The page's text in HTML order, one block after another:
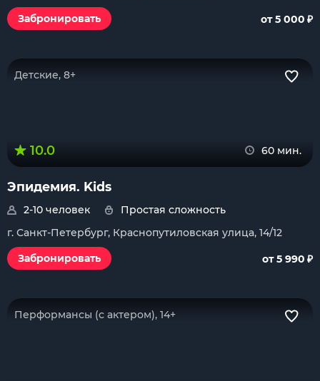
Забронировать
от 5 000 ₽
Детские, 8+
10.0 60 мин.
Эпидемия. Kids
2-10 человек
Простая сложность
г. Санкт-Петербург, Краснопутиловская улица, 14/12
Забронировать
от 5 990 ₽
Перформансы (с актером), 14+